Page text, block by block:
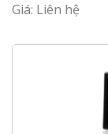
Giá: Liên hệ